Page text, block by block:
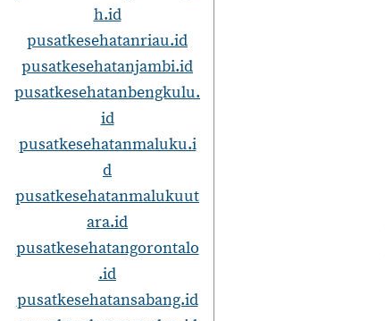
h.id
pusatkesehatanriau.id
pusatkesehatanjambi.id
pusatkesehatanbengkulu.
id
pusatkesehatanmaluku.i
d
pusatkesehatanmalukuut
ara.id
pusatkesehatangorontalo
.id
pusatkesehatansabang.id